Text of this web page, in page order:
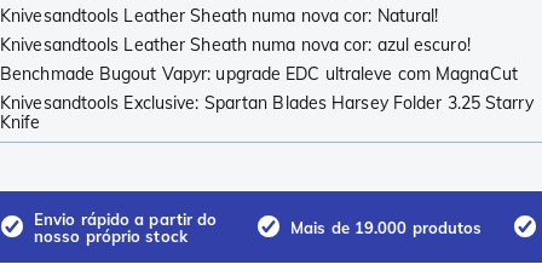
Knivesandtools Leather Sheath numa nova cor: Natural!
Knivesandtools Leather Sheath numa nova cor: azul escuro!
Benchmade Bugout Vapyr: upgrade EDC ultraleve com MagnaCut
Knivesandtools Exclusive: Spartan Blades Harsey Folder 3.25 Starry
Knife
Envio rápido a partir do
nosso próprio stock
Mais de 19.000 produtos